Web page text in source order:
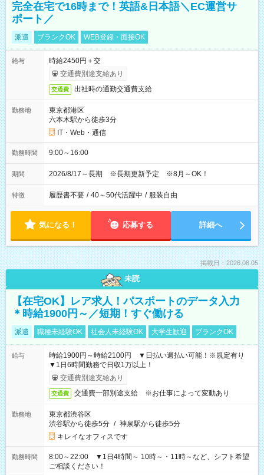
完全在宅で16時まで！英語&日本語＼EC運営サ
ポート／
派遣 ブランクOK WEB登録・面接OK
給与
時給2450円＋交
交通費別途支給あり
交通費 出社時の通勤交通費支給
勤務地
東京都港区
六本木駅から徒歩3分
IT・Web・通信
勤務時間 9:00～16:00
期間 2026/8/17～長期 ※長期更新予定 ※8月～OK！
特徴 履歴書不要 / 40～50代活躍中 / 服装自由
気になる！ 応募する 詳細へ
掲載日：2026.08.05
未読
【在宅OK】レア求人！パスポートのデータ入力
＊時給1900円～／短期！すぐ働ける
派遣 職種未経験OK 社会人未経験OK 大学生歓迎 ブランクOK
給与
時給1900円～時給2100円 ▼日払い週払い可能！※規定有り
▼1日6時間勤務で日収1万以上！
交通費別途支給あり
交通費 交通費一部別途支給 ※お仕事によって変動あり
勤務地
東京都渋谷区
渋谷駅から徒歩5分 / 神泉駅から徒歩5分
キレイなオフィスです
勤務時間
8:00～22:00 ▼1日4時間～ 10時～・11時～など、シフト希望
ご相談ください！